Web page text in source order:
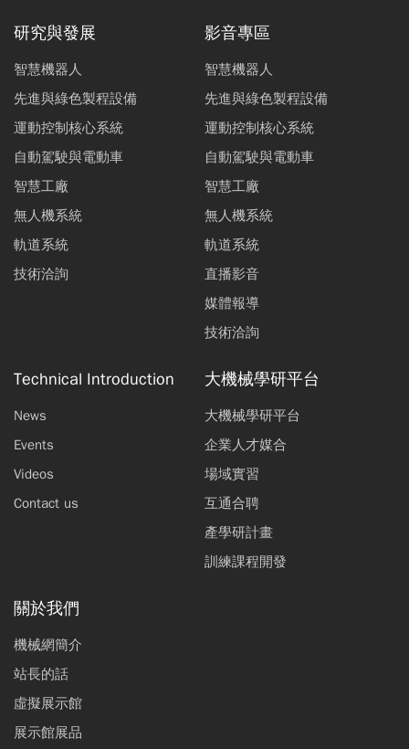
研究與發展
智慧機器人
先進與綠色製程設備
運動控制核心系統
自動駕駛與電動車
智慧工廠
無人機系統
軌道系統
技術洽詢
影音專區
智慧機器人
先進與綠色製程設備
運動控制核心系統
自動駕駛與電動車
智慧工廠
無人機系統
軌道系統
直播影音
媒體報導
技術洽詢
Technical Introduction
News
Events
Videos
Contact us
大機械學研平台
大機械學研平台
企業人才媒合
場域實習
互通合聘
產學研計畫
訓練課程開發
關於我們
機械網簡介
站長的話
虛擬展示館
展示館展品